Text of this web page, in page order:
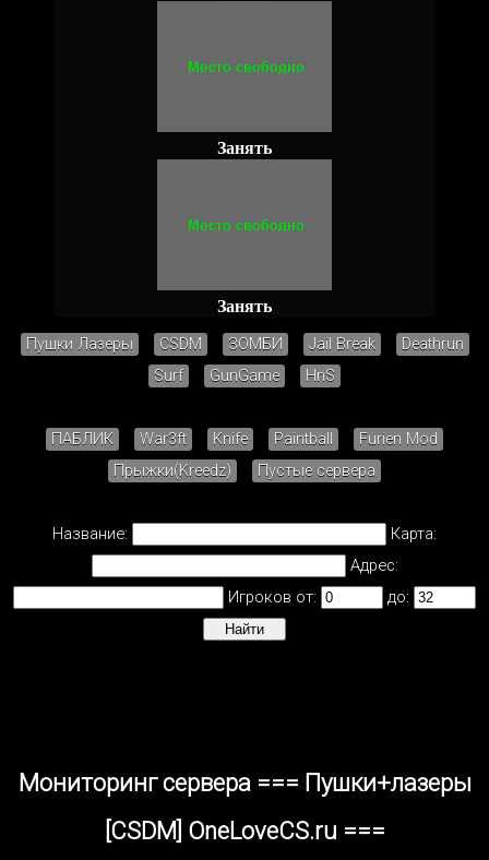
Занять
Занять
Пушки Лазеры CSDM ЗОМБИ Jail Break
Deathrun
Surf
GunGame HnS
ПАБЛИК War3ft Knife Paintball
Furien Mod
Прыжки(Kreedz)
Пустые сервера
Название:
Карта:
Адрес:
Игроков от:
до:
Мониторинг сервера === Пушки+лазеры
[CSDM] OneLoveCS.ru ===